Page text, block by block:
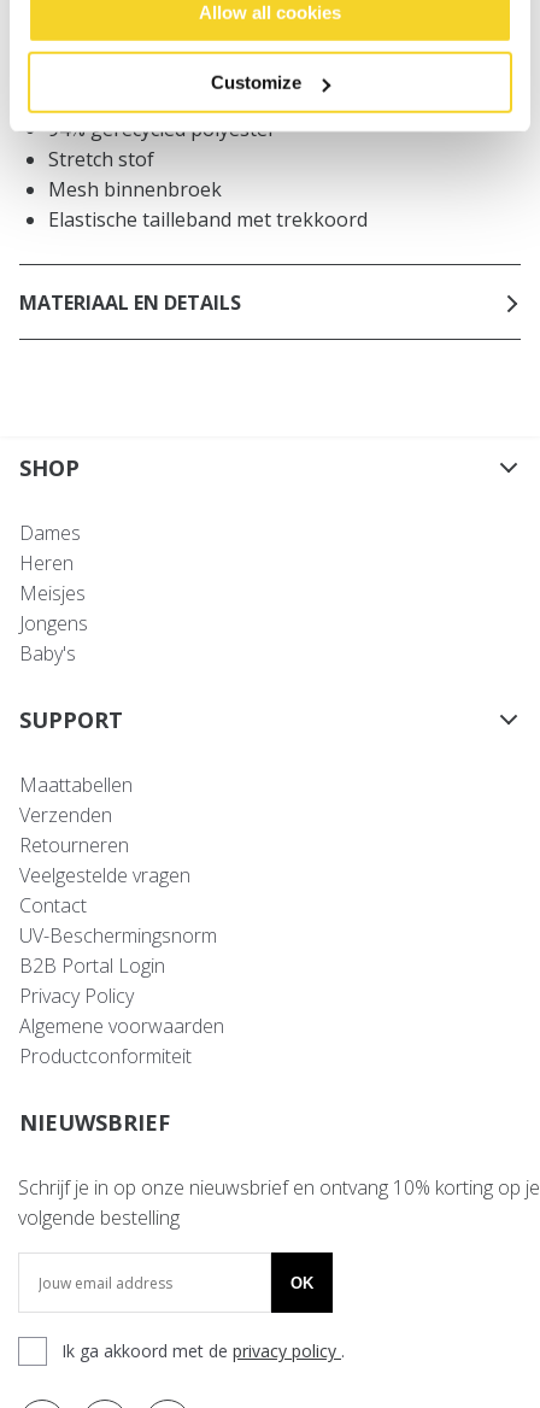
Allow all cookies
Customize
BESCHRIJVING
94% gerecycled polyester
Stretch stof
Mesh binnenbroek
Elastische tailleband met trekkoord
MATERIAAL EN DETAILS
SHOP
Dames
Heren
Meisjes
Jongens
Baby's
SUPPORT
Maattabellen
Verzenden
Retourneren
Veelgestelde vragen
Contact
UV-Beschermingsnorm
B2B Portal Login
Privacy Policy
Algemene voorwaarden
Productconformiteit
NIEUWSBRIEF
Schrijf je in op onze nieuwsbrief en ontvang 10% korting op je
volgende bestelling
OK
Ik ga akkoord met de privacy policy .